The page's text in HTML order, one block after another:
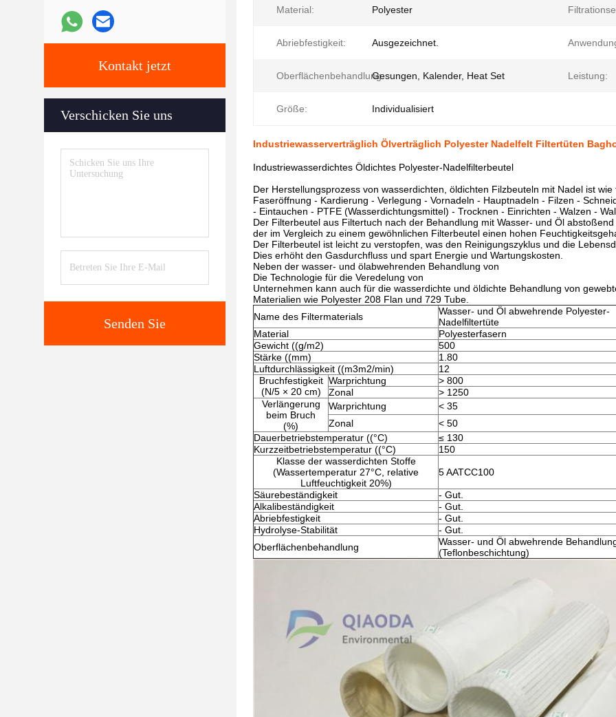
Kontakt jetzt
Verschicken Sie uns
Senden Sie
Material: Polyester
Abriebfestigkeit: Ausgezeichnet.
Oberflächenbehandlung:Gesungen, Kalender, Heat Set Leistung:
Größe: Individualisiert
Industriewasserverträglich Ölverträglich Polyester Nadelfelt Filtertüten
Industriewasserdichtes Öldichtes Polyester-Nadelfilterbeutel
Der Herstellungsprozess von wasserdichten, öldichten Filzbeuteln mit Nadel ist wie
Faseröffnung - Kardierung - Verlegung - Vornadeln - Hauptnadeln - Filzen -
- Eintauchen - PTFE (Wasserdichtungsmittel) - Trocknen - Einrichten - Walzen -
Der Filterbeutel aus Filtertuch nach der Behandlung mit Wasser- und Öl
der im Vergleich zu einem gewöhnlichen Filterbeutel einen hohen
Der Filterbeutel ist leicht zu verstopfen, was den Reinigungszyklus und die
Dies erhöht den Gasdurchfluss und spart Energie und Wartungskosten.
Neben der wasser- und ölabwehrenden Behandlung von
Die Technologie für die Veredelung von
Unternehmen kann auch für die wasserdichte und öldichte Behandlung von
Materialien wie Polyester 208 Flan und 729 Tube.
Name des Filtermaterials
Wasser- und Öl abwehrende Polyester-
Nadelfiltertüte
Material
Polyesterfasern
Gewicht ((g/m2)
500
Stärke ((mm)
1.80
Luftdurchlässigkeit ((m3m2/min)
12
Bruchfestigkeit
(N/5 × 20 cm)
Warprichtung
> 800
Zonal
> 1250
Verlängerung
beim Bruch
(%)
Warprichtung
< 35
Zonal
< 50
Dauerbetriebstemperatur ((°C)
≤ 130
Kurzzeitbetriebstemperatur ((°C)
150
Klasse der wasserdichten Stoffe
(Wassertemperatur 27°C, relative
Luftfeuchtigkeit 20%)
5 AATCC100
Säurebeständigkeit
- Gut.
Alkalibeständigkeit
- Gut.
Abriebfestigkeit
- Gut.
Hydrolyse-Stabilität
- Gut.
Oberflächenbehandlung
Wasser- und Öl abwehrende
(Teflonbeschichtung)